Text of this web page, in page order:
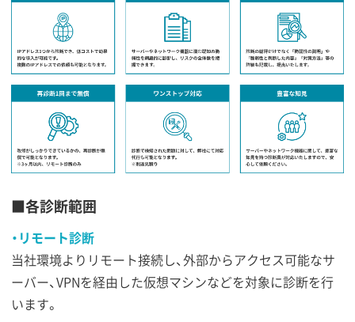
■各診断範囲
・リモート診断
当社環境よりリモート接続し、外部からアクセス可能なサ
ーバー、VPNを経由した仮想マシンなどを対象に診断を行
います。